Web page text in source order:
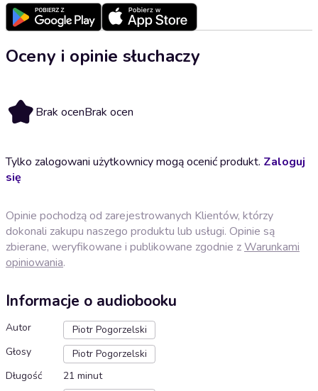
Oceny i opinie słuchaczy
Brak ocenBrak ocen
Tylko zalogowani użytkownicy mogą ocenić produkt. Zaloguj
się
Opinie pochodzą od zarejestrowanych Klientów, którzy
dokonali zakupu naszego produktu lub usługi. Opinie są
zbierane, weryfikowane i publikowane zgodnie zWarunkami
opiniowania.
Informacje o audiobooku
Autor
Piotr Pogorzelski
Głosy
Piotr Pogorzelski
Długość
21 minut